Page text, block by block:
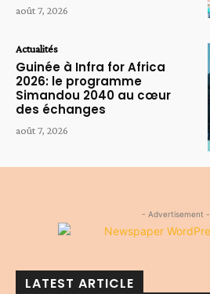
août 7, 2026
Actualités
Guinée à Infra for Africa
2026: le programme
Simandou 2040 au cœur
des échanges
août 7, 2026
- Advertisement -
LATEST ARTICLE